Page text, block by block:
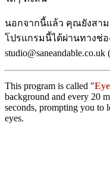
นอกจากนี้แล้ว คุณยังสา
โปรแกรมนี้ได้ผ่านทางช่อ
This program is called "
background and every 20
seconds, prompting you to
eyes.